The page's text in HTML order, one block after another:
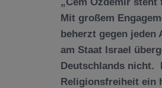
Mit großem
beherzt gegen
am Staat Israel
Deutschlands nicht.
Religionsfreiheit ein